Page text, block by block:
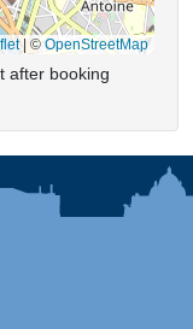
©OpenStreetMap
after booking